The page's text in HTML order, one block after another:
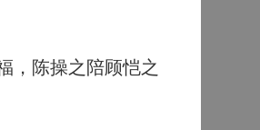
，陈操之陪顾恺之